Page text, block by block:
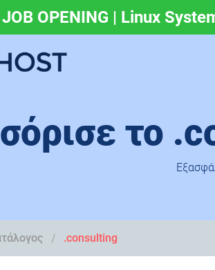
JOB OPENING | Linux
.eu & .ευ domains
το
.consulting